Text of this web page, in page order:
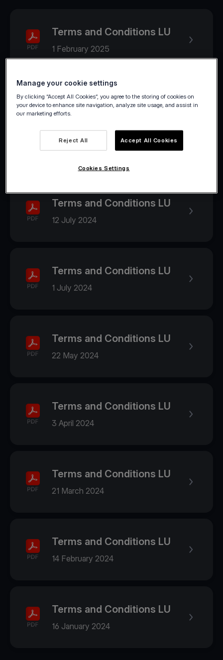
Terms and Conditions LU
1 February 2025
2024
Terms and Conditions LU
1 August 2024
Terms and Conditions LU
12 July 2024
Terms and Conditions LU
1 July 2024
Terms and Conditions LU
22 May 2024
Terms and Conditions LU
3 April 2024
Terms and Conditions LU
21 March 2024
Terms and Conditions LU
14 February 2024
Terms and Conditions LU
16 January 2024
Manage your cookie settings
By clicking “Accept All Cookies”, you agree to the storing of cookies on
your device to enhance site navigation, analyze site usage, and assist in
our marketing efforts.
Reject All Accept All Cookies
Cookies Settings